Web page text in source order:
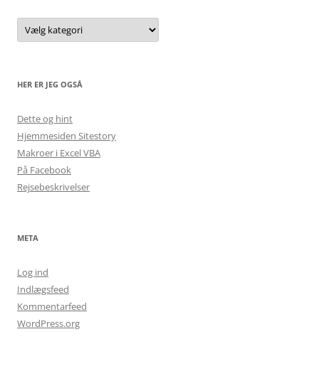
Kategorier
HER ER JEG OGSÅ
Dette og hint
Hjemmesiden Sitestory
Makroer i Excel VBA
På Facebook
Rejsebeskrivelser
META
Log ind
Indlægsfeed
Kommentarfeed
WordPress.org